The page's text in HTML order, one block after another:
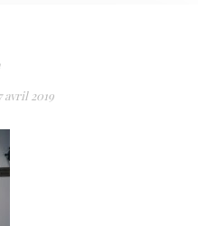
avril 2019